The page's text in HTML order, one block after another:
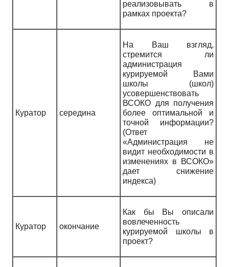
реализовывать в
рамках проекта?
Куратор середина
На Ваш взгляд,
стремится ли
администрация
курируемой Вами
школы (школ)
усовершенствовать
ВСОКО для получения
более оптимальной и
точной информации?
(Ответ
«Администрация не
видит необходимости в
изменениях в ВСОКО»
дает снижение
индекса)
Куратор окончание
Как бы Вы описали
вовлеченность
курируемой школы в
проект?